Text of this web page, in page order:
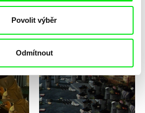
Povolit výběr
Odmítnout
Pat a Mat: Gril